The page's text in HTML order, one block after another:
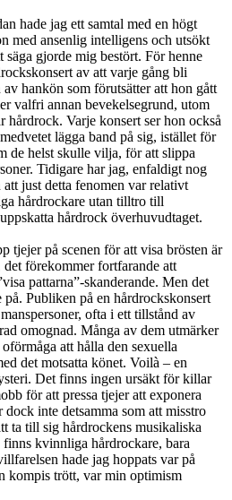
hade jag ett samtal med en högt
med ansenlig intelligens och utsökt
säga gjorde mig bestört. För henne
av att varje gång bli
hankön som förutsätter att hon gått
valfri annan bevekelsegrund, utom
hårdrock. Varje konsert ser hon också
lägga band på sig, istället för
de helst skulle vilja, för att slippa
Tidigare har jag, enfaldigt nog
just detta fenomen var relativt
hårdrockare utan tilltro till
hårdrock överhuvudtaget.
tjejer på scenen för att visa brösten är
förekommer fortfarande att
pattarna”-skanderande. Men det
Publiken på en hårdrockskonsert
ofta i ett tillstånd av
omognad. Många av dem utmärker
att hålla den sexuella
det motsatta könet. Voilà – en
Det finns ingen ursäkt för killar
för att pressa tjejer att exponera
inte detsamma som att misstro
ta till sig hårdrockens musikaliska
kvinnliga hårdrockare, bara
hade jag hoppats var på
kompis trött, var min optimism